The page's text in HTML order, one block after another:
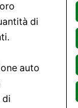
di
auto
di